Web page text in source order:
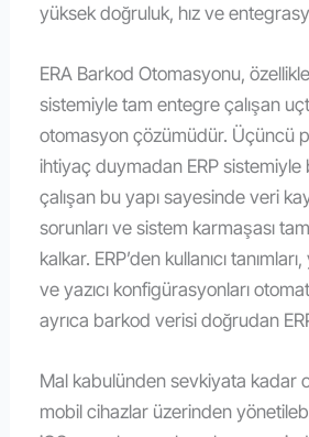
yüksek doğruluk, hız ve
ERA Barkod Otomasyonu,
sistemiyle tam entegre çalışan
otomasyon çözümüdür. Üçüncü
ihtiyaç duymadan ERP
çalışan bu yapı sayesinde veri
sorunları ve sistem karmaşası
kalkar. ERP’den kullanıcı
ve yazıcı konfigürasyonları
ayrıca barkod verisi doğrudan
Mal kabulünden sevkiyata kadar
mobil cihazlar üzerinden